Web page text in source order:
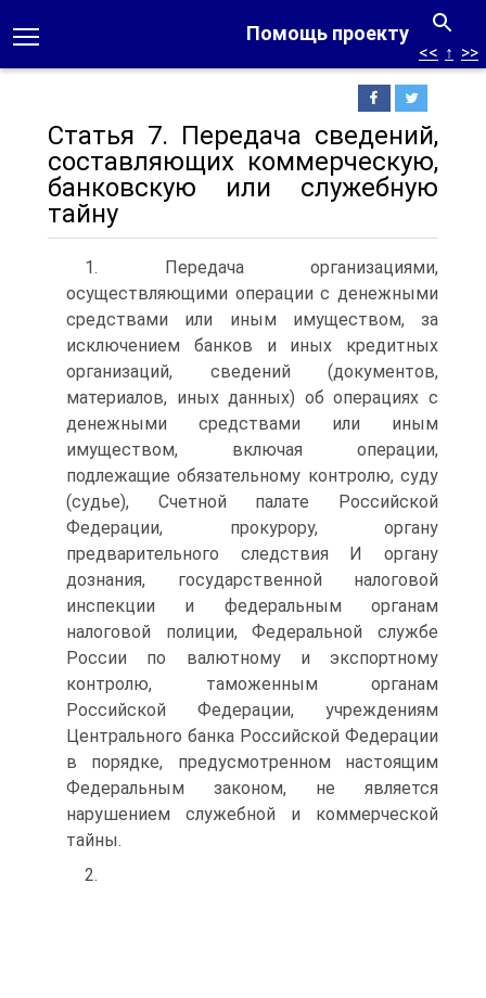
Помощь проекту
<< ↑ >>
Статья 7. Передача сведений,
составляющих коммерческую,
банковскую или служебную
тайну
1. Передача организациями,
осуществляющими операции с денежными
средствами или иным имуществом, за
исключением банков и иных кредитных
организаций, сведений (документов,
материалов, иных данных) об операциях с
денежными средствами или иным
имуществом, включая операции,
подлежащие обязательному контролю, суду
(судье), Счетной палате Российской
Федерации, прокурору, органу
предварительного следствия И органу
дознания, государственной налоговой
инспекции и федеральным органам
налоговой полиции, Федеральной службе
России по валютному и экспортному
контролю, таможенным органам
Российской Федерации, учреждениям
Центрального банка Российской Федерации
в порядке, предусмотренном настоящим
Федеральным законом, не является
нарушением служебной и коммерческой
тайны.
2.